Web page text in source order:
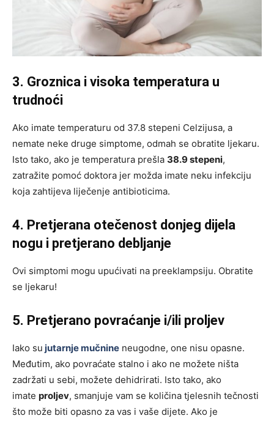
3. Groznica i visoka temperatura u
trudnoći
Ako imate temperaturu od 37.8 stepeni Celzijusa, a
nemate neke druge simptome, odmah se obratite ljekaru.
Isto tako, ako je temperatura prešla 38.9 stepeni,
zatražite pomoć doktora jer možda imate neku infekciju
koja zahtijeva liječenje antibioticima.
4. Pretjerana otečenost donjeg dijela
nogu i pretjerano debljanje
Ovi simptomi mogu upućivati na preeklampsiju. Obratite
se ljekaru!
5. Pretjerano povraćanje i/ili proljev
Iako su jutarnje mučnine neugodne, one nisu opasne.
Međutim, ako povraćate stalno i ako ne možete ništa
zadržati u sebi, možete dehidrirati. Isto tako, ako
imate proljev, smanjuje vam se količina tjelesnih tečnosti
što može biti opasno za vas i vaše dijete. Ako je